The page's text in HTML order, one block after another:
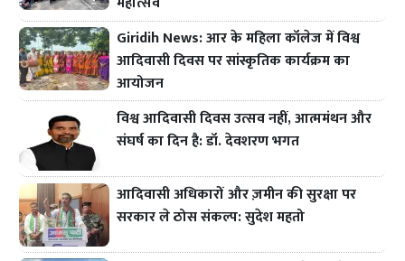
Giridih News: आर के महिला कॉलेज में विश्व
आदिवासी दिवस पर सांस्कृतिक कार्यक्रम का
आयोजन
विश्व आदिवासी दिवस उत्सव नहीं, आत्ममंथन और
संघर्ष का दिन है: डॉ. देवशरण भगत
आदिवासी अधिकारों और ज़मीन की सुरक्षा पर
सरकार ले ठोस संकल्प: सुदेश महतो